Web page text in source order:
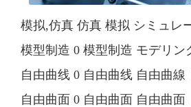
模拟,仿真 仿真 模拟 シミュレ
模型制造 0 模型制造 モデリン
自由曲线 0 自由曲线 自由曲
自由曲面 0 自由曲面 自由曲